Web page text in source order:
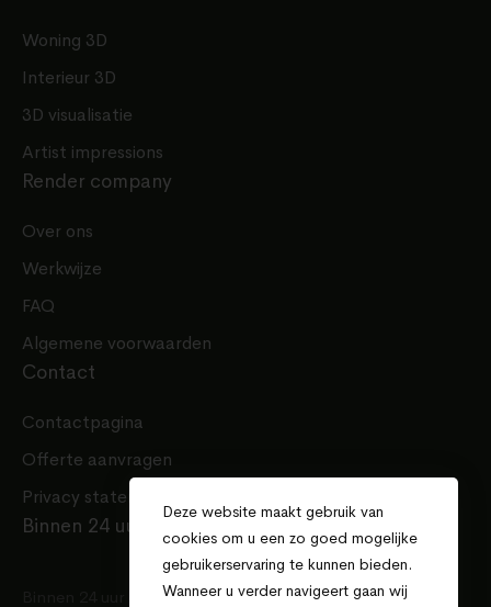
Woning 3D
Interieur 3D
3D visualisatie
Artist impressions
Render company
Over ons
Werkwijze
FAQ
Algemene voorwaarden
Contact
Contactpagina
Offerte aanvragen
Privacy statement
Binnen 24 uur een offerte
Binnen 24 uur een offerte voor uw project.
Deze website maakt gebruik van
cookies om u een zo goed mogelijke
gebruikerservaring te kunnen bieden.
Wanneer u verder navigeert gaan wij